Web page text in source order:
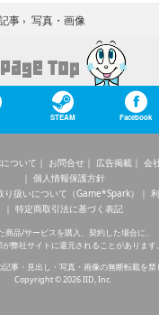
事 › 写真・画像
STEAM Facebook
ついて お問合せ 広告掲載
会
個人情報保護方針
り扱いについて（Game*Spark）
特定商取引法に基づく表記
商品/サービスを購入、契約した場合に、
弊社サイトに還元されることがあります。
事・見出し・写真・画像の無断転載を禁
Copyright © 2026 IID, Inc.